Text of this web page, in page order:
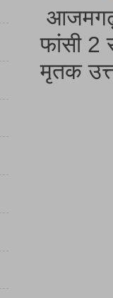
आजमगढ़
फांसी 2
मृतक